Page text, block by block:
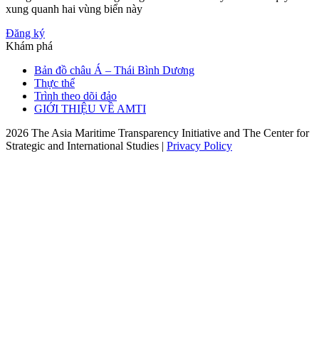
xung quanh hai vùng biển này
Đăng ký
Khám phá
Bản đồ châu Á – Thái Bình Dương
Thực thể
Trình theo dõi đảo
GIỚI THIỆU VỀ AMTI
2026 The Asia Maritime Transparency Initiative and The Center for
Strategic and International Studies | Privacy Policy